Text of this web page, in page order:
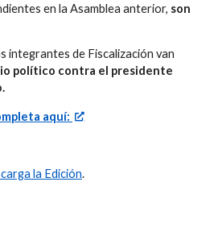
en la Asamblea anterior, son
integrantes de Fiscalización van
político contra el presidente
aquí:
la Edición.